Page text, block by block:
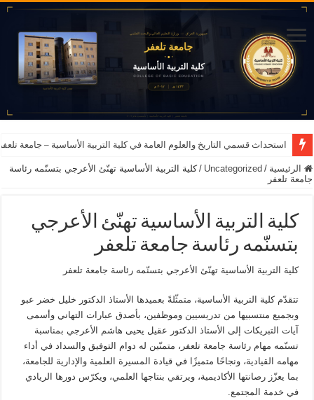
استحداث قسمي التاريخ والعلوم العامة في كلية التربية الأساسية – جامعة تلعفر للعام
الرئيسية /
Uncategorized
/ كلية التربية الأساسية تهنّئ الأعرجي بتسنّمه رئاسة
جامعة تلعفر
كلية التربية الأساسية تهنّئ الأعرجي
بتسنّمه رئاسة جامعة تلعفر
كلية التربية الأساسية تهنّئ الأعرجي بتسنّمه رئاسة جامعة تلعفر
تتقدّم كلية التربية الأساسية، متمثّلةً بعميدها الأستاذ الدكتور خليل خضر عبو
وبجميع منتسبيها من تدريسيين وموظفين، بأصدق عبارات التهاني وأسمى
آيات التبريكات إلى الأستاذ الدكتور عقيل يحيى هاشم الأعرجي بمناسبة
تسنّمه مهام رئاسة جامعة تلعفر، متمنّين له دوام التوفيق والسداد في أداء
مهامه القيادية، ونجاحًا متميزًا في قيادة المسيرة العلمية والإدارية للجامعة،
بما يعزّز رصانتها الأكاديمية، ويرتقي بنتاجها العلمي، ويكرّس دورها الريادي
في خدمة المجتمع.